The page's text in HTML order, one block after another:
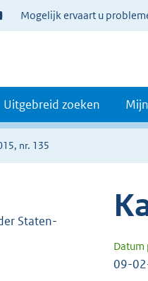
Mogelijk ervaart u
Uitgebreid zoeken
nr. 135
Datum
09-